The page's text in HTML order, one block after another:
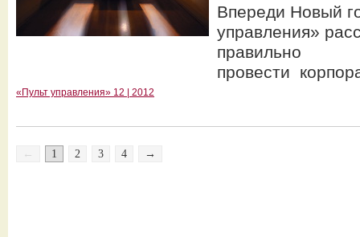
Впереди Новый
управления»
правильно
провести
«Пульт управления» 12 | 2012
← 1 2 3 4 →